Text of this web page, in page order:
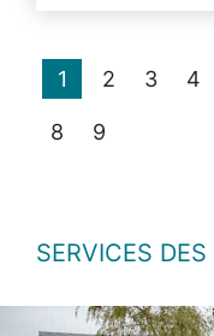
1 2 3 4
8 9
SERVICES